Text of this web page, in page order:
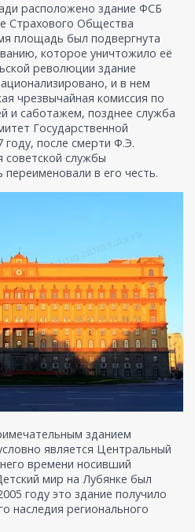
расположено здание ФСБ
Страхового Общества
площадь был подвергнута
которое уничтожило её
революции здание
и в нем
чрезвычайная комиссия по
и саботажем, позднее служба
Государственной
году, после смерти Ф.Э.
советской службы
в его честь.
зданием
является Центральный
времени носивший
мир на Лубянке был
году это здание получило
наследия регионального